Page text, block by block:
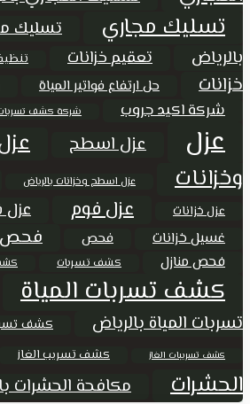
تسليك مجاري
تسليك
بالرياض
تعقيم خزانات
خزانات
حل ارتفاع فواتير المياة
شركة اكيد جروب شركة كشف تسربات
عزل عزل اسطح
وخزانات
عزل اسطح وخزانات بالرياض
عزل خزانات عزل فوم عزل
غسيل خزانات فحص فحص
فحص منازل كشف تسربات
كشف تسربات المياة
تسربات المياة بالرياض
كشف
كشف تسريبات الغاز كشف تسريب الغاز
الحشرات
مكافحة الحشرات